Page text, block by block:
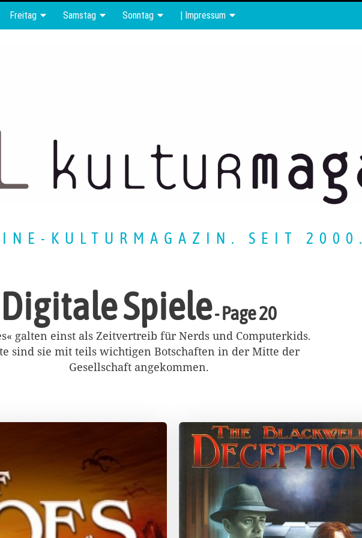
Freitag Samstag Sonntag | Impressum
KULTURMAGAZIN. SEIT 2000.
Digitale Spiele- Page 20
galten einst als Zeitvertreib für Nerds und Computerkids.
sind sie mit teils wichtigen Botschaften in der Mitte der
Gesellschaft angekommen.